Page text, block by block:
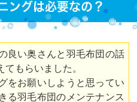
ングは必要なの？
良い奥さんと羽毛布団の話
もらいました。
をお願いしようと思ってい
る羽毛布団のメンテナンス